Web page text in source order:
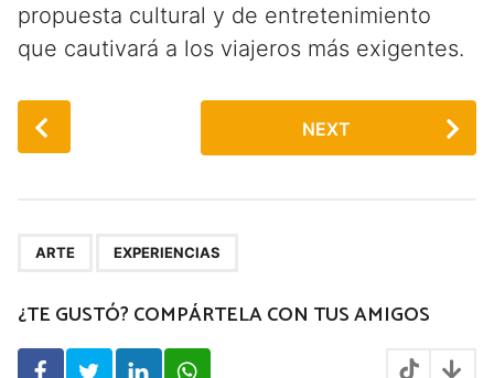
propuesta cultural y de entretenimiento
que cautivará a los viajeros más exigentes.
P
o
i
n
NEXT
ARTE EXPERIENCIAS
¿TE GUSTÓ? COMPÁRTELA CON TUS AMIGOS